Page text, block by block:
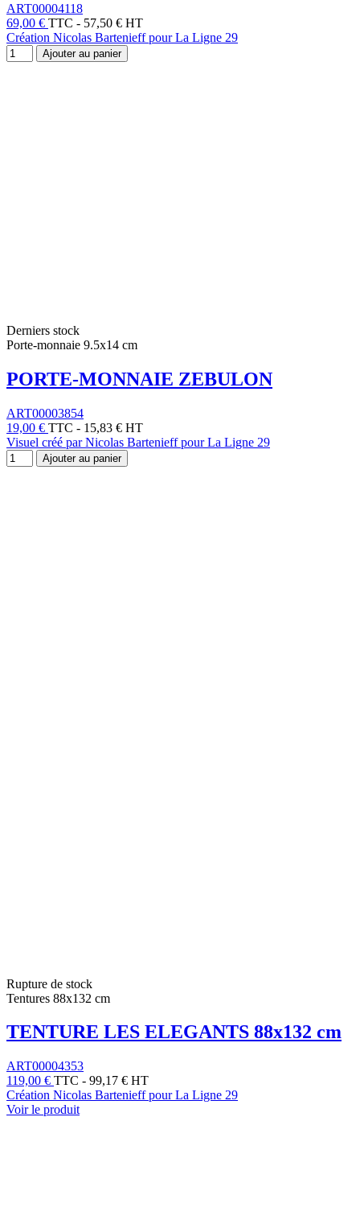
ART00004118
69,00 € TTC - 57,50 € HT
Création Nicolas Bartenieff pour La Ligne 29
Ajouter au panier
Derniers stock
Porte-monnaie 9.5x14 cm
PORTE-MONNAIE ZEBULON
ART00003854
19,00 € TTC - 15,83 € HT
Visuel créé par Nicolas Bartenieff pour La Ligne 29
Ajouter au panier
Rupture de stock
Tentures 88x132 cm
TENTURE LES ELEGANTS 88x132 cm
ART00004353
119,00 € TTC - 99,17 € HT
Création Nicolas Bartenieff pour La Ligne 29
Voir le produit